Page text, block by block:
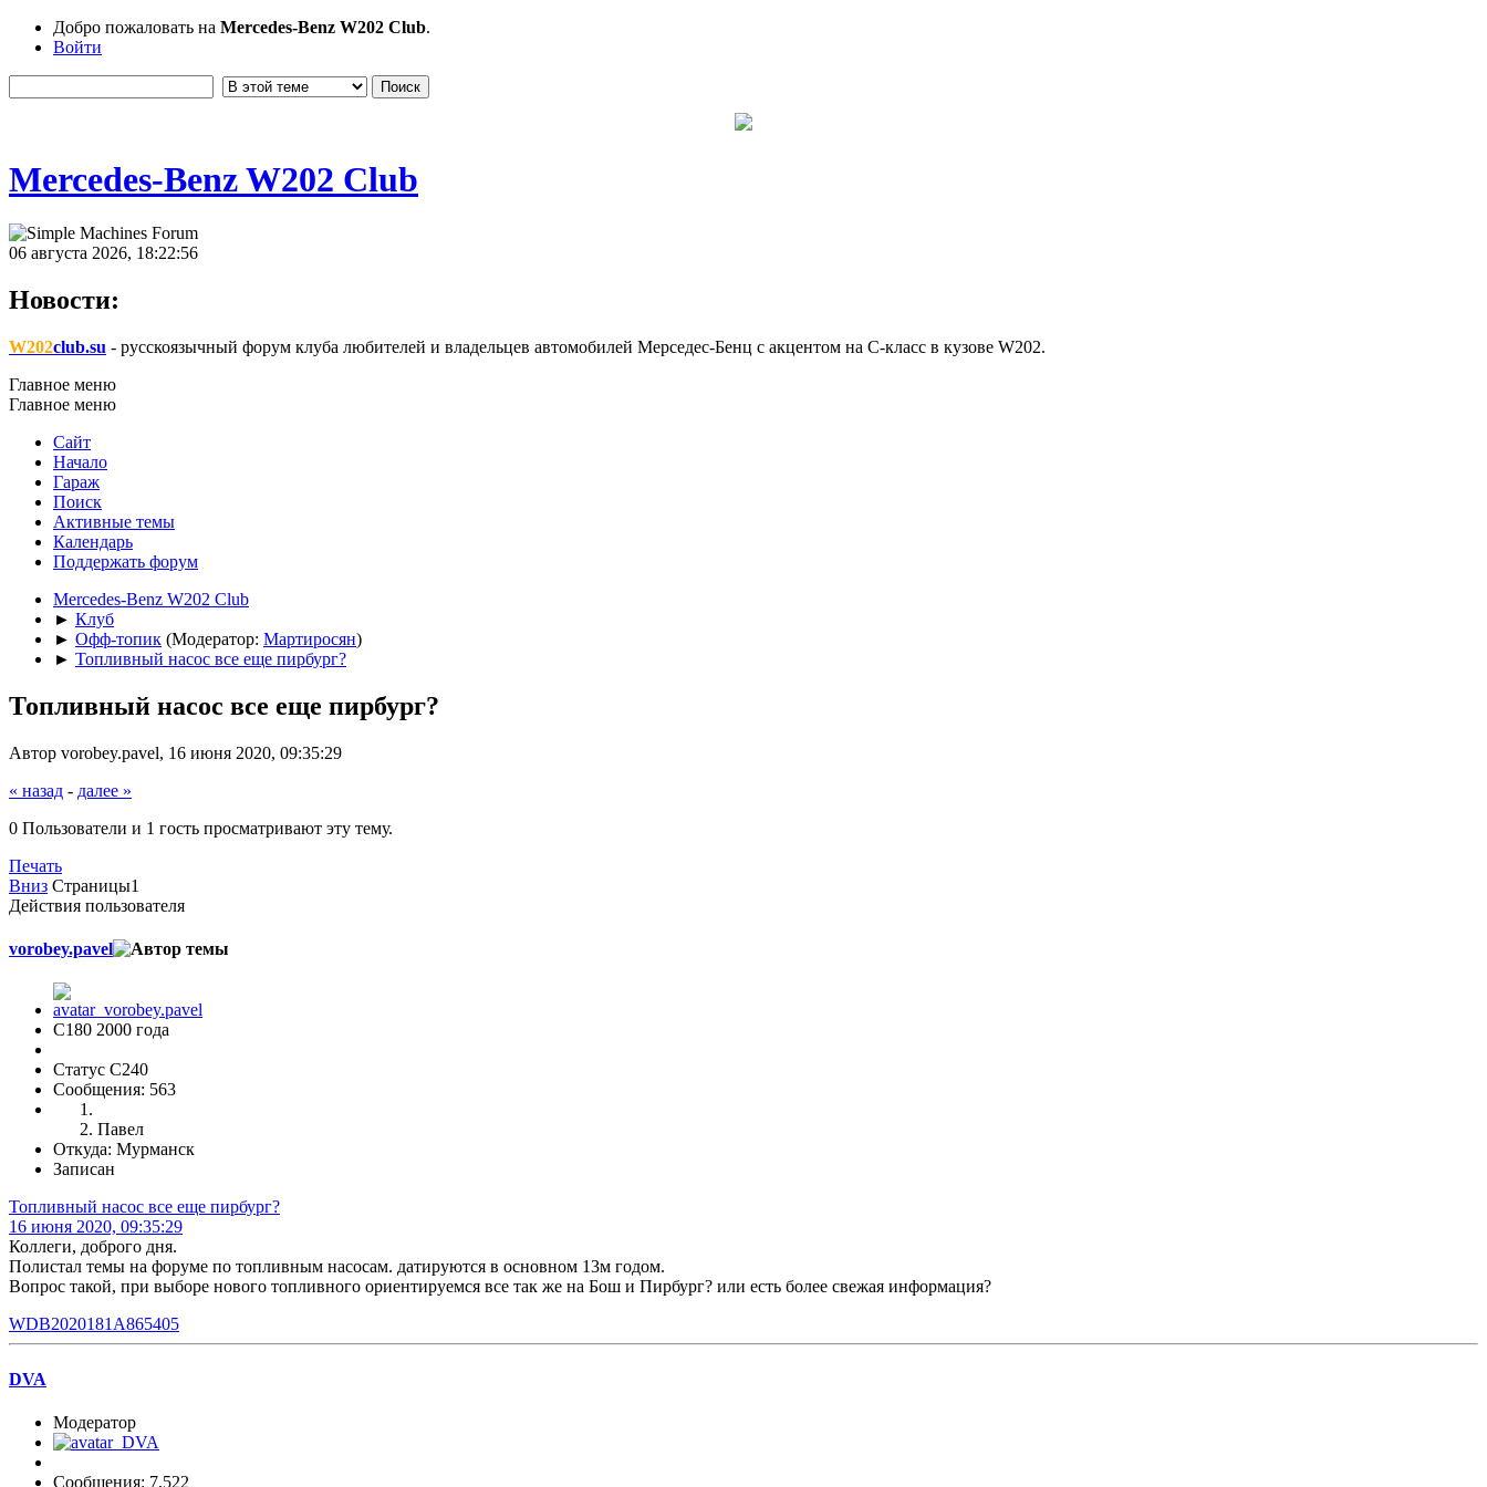
Добро пожаловать на Mercedes-Benz W202 Club.
Войти
Mercedes-Benz W202 Club
06 августа 2026, 18:22:56
Новости:
W202club.su - русскоязычный форум клуба любителей и владельцев автомобилей Мерседес-Бенц с акцентом на C-класс в кузове W202.
Главное меню
Главное меню
Сайт
Начало
Гараж
Поиск
Активные темы
Календарь
Поддержать форум
Mercedes-Benz W202 Club
► Клуб
► Офф-топик (Модератор: Мартиросян)
► Топливный насос все еще пирбург?
Топливный насос все еще пирбург?
Автор vorobey.pavel, 16 июня 2020, 09:35:29
« назад - далее »
0 Пользователи и 1 гость просматривают эту тему.
Печать
Вниз Страницы1
Действия пользователя
vorobey.pavel
С180 2000 года
Статус C240
Сообщения: 563
Павел
Откуда: Мурманск
Записан
Топливный насос все еще пирбург?
16 июня 2020, 09:35:29
Коллеги, доброго дня.
Полистал темы на форуме по топливным насосам. датируются в основном 13м годом.
Вопрос такой, при выборе нового топливного ориентируемся все так же на Бош и Пирбург? или есть более свежая информация?
WDB2020181A865405
DVA
Модератор
Сообщения: 7,522